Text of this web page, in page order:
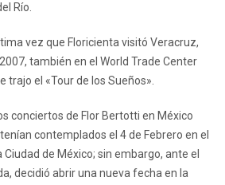
Río.
vez que Floricienta visitó Veracruz,
también en el World Trade Center
trajo el «Tour de los Sueños».
conciertos de Flor Bertotti en México
contemplados el 4 de Febrero en el
de México; sin embargo, ante el
decidió abrir una nueva fecha en la